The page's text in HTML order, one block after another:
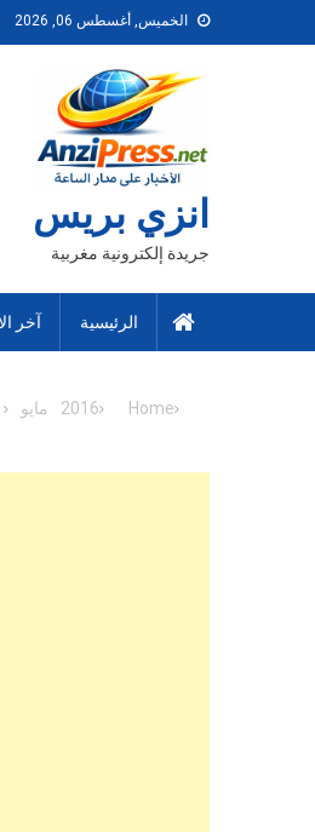
to
الخميس, أغسطس 06, 2026
انزي بريس
جريدة إلكترونية مغربية
الرئيسية آخر
Home
2016 مايو